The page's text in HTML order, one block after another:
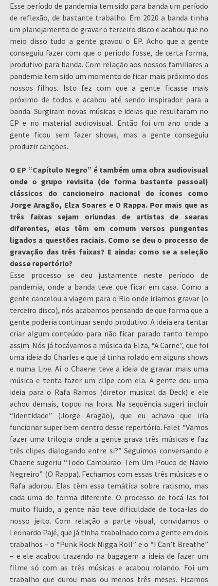
Esse período de pandemia tem sido para banda um período
de reflexão, de bastante trabalho. Em 2020 a banda tinha
um planejamento de gravar o terceiro disco e acabou que no
meio disso tudo a gente gravou o EP. Acho que a gente
conseguiu fazer com que o período fosse, de certa forma,
produtivo para banda. Com relação aos nossos familiares a
pandemia tem sido um momento de ficar mais próximo dos
nossos filhos. Isto fez com que a gente ficasse mais
próximo de todos e acabou até sendo inspirador para a
banda. Surgiram novas músicas e ideias que resultaram no
EP e no material audiovisual. Então foi um ano onde a
gente ficou sem fazer shows, mas a gente conseguiu
produzir canções.
O EP “Capítulo Negro” é também uma obra audiovisual
onde o grupo revisita (de forma bastante pessoal)
clássicos do cancioneiro nacional de ícones como
Jorge Aragão, Elza Soares e O Rappa. Por mais que as
três faixas sejam oriundas de artistas de searas
diferentes, elas têm em comum versos pungentes
ligados a questões raciais. Como se deu o processo de
gravação das três faixas? E ainda: como se a seleção
desse repertório?
Esse processo se deu justamente neste período de
pandemia, onde a banda teve que ficar em casa. Como a
gente cancelou a viagem para o Rio onde iriamos gravar (o
terceiro disco), nós acabamos pensando de que forma que a
gente poderia continuar sendo produtivo. A ideia era tentar
criar algum conteúdo para não ficar parado tanto tempo
assim. Nós já tocávamos a música da Elza, “A Carne”, que foi
uma ideia do Charles e que já tinha rolado em alguns shows
e numa Live. Aí o Chaene teve a ideia de gravar mais uma
música e tenta fazer um clipe com ela. A gente deu uma
ideia para o Rafa Ramos (diretor musical da Deck) e ele
achou demais, topou na hora. Na sequência sugeri incluir
“Identidade” (Jorge Aragão), que eu achava que iria
funcionar super bem dentro desse repertório. Falei: “Vamos
fazer uma trilogia onde a gente grava três músicas e faz
três clipes dialogando entre si?” Seguimos conversando e
Chaene sugeriu “Todo Camburão Tem Um Pouco de Navio
Negreiro” (O Rappa). Fechamos com essas três músicas e o
Rafa adorou. Elas têm essa temática sobre racismo, mas
cada uma de forma diferente. O processo de tocá-las foi
muito fluido, a gente não teve dificuldade de toca-las do
nosso jeito. Com relação a parte visual, convidamos o
Leonardo Pajé, que já tinha trabalhado com a gente em dois
trabalhos – o “Punk Rock Nigga Roll” e o “I Can’t Breathe”
– e ele acabou trazendo na bagagem a ideia de fazer um
filme só com as três músicas e acabou rolando. Foi um
trabalho que durou mais ou menos três meses. Ficamos